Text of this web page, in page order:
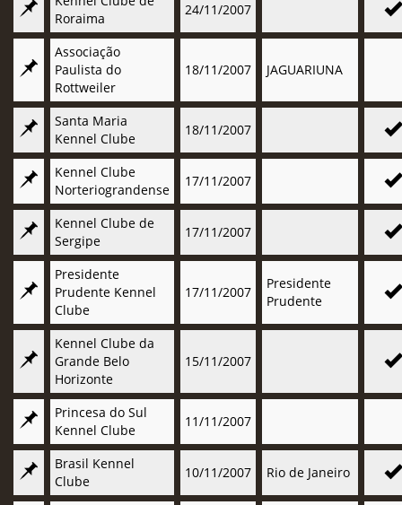
Roraima
24/11/2007
Associação
Paulista do
Rottweiler
18/11/2007 JAGUARIUNA
Santa Maria
Kennel Clube
18/11/2007
Kennel Clube
Norteriograndense
17/11/2007
Kennel Clube de
Sergipe
17/11/2007
Presidente
Prudente Kennel
Clube
17/11/2007
Presidente
Prudente
Kennel Clube da
Grande Belo
Horizonte
15/11/2007
Princesa do Sul
Kennel Clube
11/11/2007
Brasil Kennel
Clube
10/11/2007 Rio de Janeiro